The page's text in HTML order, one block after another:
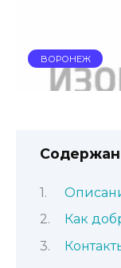
ВОРОНЕЖ
Как